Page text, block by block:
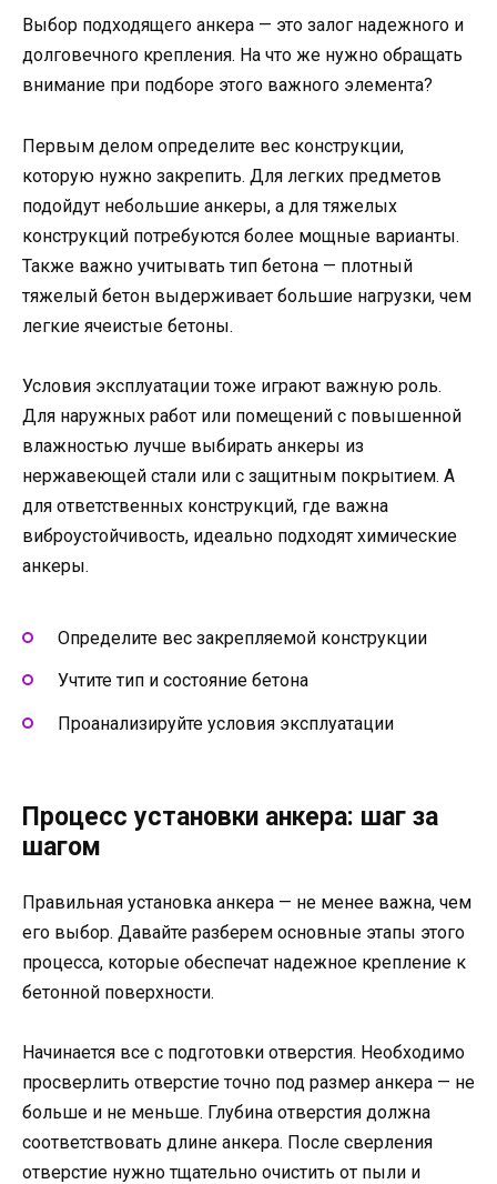
Выбор подходящего анкера — это залог надежного и
долговечного крепления. На что же нужно обращать
внимание при подборе этого важного элемента?
Первым делом определите вес конструкции,
которую нужно закрепить. Для легких предметов
подойдут небольшие анкеры, а для тяжелых
конструкций потребуются более мощные варианты.
Также важно учитывать тип бетона — плотный
тяжелый бетон выдерживает большие нагрузки, чем
легкие ячеистые бетоны.
Условия эксплуатации тоже играют важную роль.
Для наружных работ или помещений с повышенной
влажностью лучше выбирать анкеры из
нержавеющей стали или с защитным покрытием. А
для ответственных конструкций, где важна
виброустойчивость, идеально подходят химические
анкеры.
Определите вес закрепляемой конструкции
Учтите тип и состояние бетона
Проанализируйте условия эксплуатации
Процесс установки анкера: шаг за
шагом
Правильная установка анкера — не менее важна, чем
его выбор. Давайте разберем основные этапы этого
процесса, которые обеспечат надежное крепление к
бетонной поверхности.
Начинается все с подготовки отверстия. Необходимо
просверлить отверстие точно под размер анкера — не
больше и не меньше. Глубина отверстия должна
соответствовать длине анкера. После сверления
отверстие нужно тщательно очистить от пыли и